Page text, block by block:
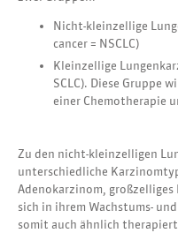
Nicht-kleinzellige
cancer = NSCLC)
Kleinzellige
SCLC). Diese Gruppe
einer Chemotherapie
Zu den nicht-kleinzelligen
unterschiedliche
Adenokarzinom, großzelliges
sich in ihrem Wachstums-
somit auch ähnlich